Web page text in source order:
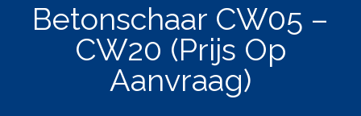
Betonschaar CW05 –
CW20 (prijs Op
Aanvraag)